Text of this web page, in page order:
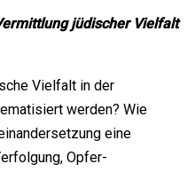
jüdischer Vielfalt
Vielfalt in der
werden? Wie
eine
Opfer-